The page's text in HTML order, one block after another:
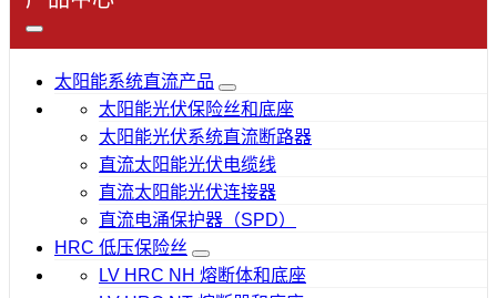
太阳能系统直流产品
太阳能光伏保险丝和底座
太阳能光伏系统直流断路器
直流太阳能光伏电缆线
直流太阳能光伏连接器
直流电涌保护器（SPD）
HRC 低压保险丝
LV HRC NH 熔断体和底座